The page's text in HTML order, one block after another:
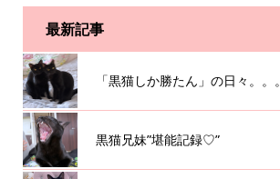
最新記事
「黒猫しか勝たん」の日々。。。
黒猫兄妹”堪能記録♡”